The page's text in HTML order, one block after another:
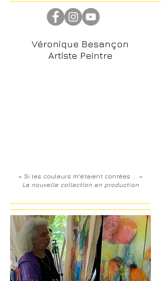
Véronique Besançon
Artiste Peintre
« Si les couleurs m'étaient contées ... »
La nouvelle collection en production